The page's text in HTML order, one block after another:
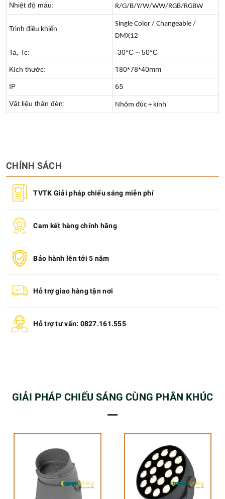
Nhiệt độ màu: R/G/B/Y/W/WW/RGB/RGBW
Trình điều khiển
Single Color / Changeable /
DMX12
Ta, Tc: -30°C ~ 50°C
Kích thước: 180*78*40mm
IP 65
Vật liệu thân đèn: Nhôm đúc + kính
CHÍNH SÁCH
TVTK Giải pháp chiếu sáng miễn phí
Cam kết hàng chính hãng
Bảo hành lên tới 5 năm
Hỗ trợ giao hàng tận nơi
Hỗ trợ tư vấn: 0827.161.555
GIẢI PHÁP CHIẾU SÁNG CÙNG PHÂN KHÚC